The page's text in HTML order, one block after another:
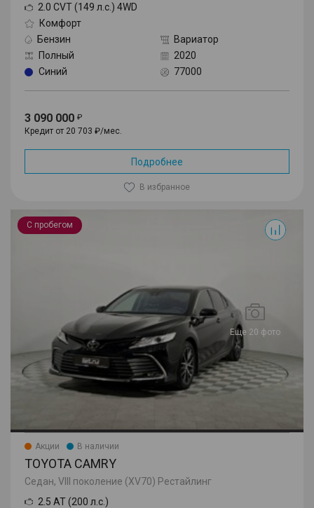
2.0 CVT (149 л.с.) 4WD
Комфорт
Бензин
Вариатор
Полный
2020
Синий
77000
3 090 000
Кредит от 20 703 ₽/мес.
Подробнее
В избранное
С пробегом
Еще 20 фото
Camry
Акции В наличии
TOYOTA CAMRY
Седан, VIII поколение (XV70) Рестайлинг
2.5 AT (200 л.с.)